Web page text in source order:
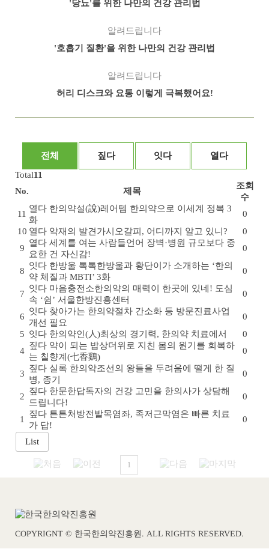
'당뇨'를 위한 나만의 건강 관리법
알려드립니다
'호흡기 질환'을 위한 나만의 건강 관리법
알려드립니다
허리 디스크와 요통 이렇게 극복했어요!
전체 짚다 잇다
열다
Total11
No.
제목
조회
수
11
열다 한의약설(說)레어템 한의약으로 이세계 정복 3
화
0
10 열다 약재의 발견 가시오갈피, 어디까지 알고 있니?
0
9
열다 세계를 여는 사람들언어 장벽·병원 규모보다 중
요한 건 자신감!
0
8
잇다 한방울 톡톡한방울과 황단이가 소개하는 ‘한의
약 체질과 MBTI’ 3화
0
7
잇다 마음충전소한의약의 매력이 한곳에 있네! 도심
속 ‘쉼’ 서울한방진흥센터
0
6
잇다 찾아가는 한의약절차 간소화 등 방문진료사업
개선 필요
0
5 잇다 한의약인(人)최상의 경기력, 한의약 치료에서
0
4
짚다 약이 되는 밥상더위로 지친 몸의 원기를 회복하
는 칠향계(七香鷄)
0
3
짚다 실록 한의약조선의 왕들을 두려움에 떨게 한 질
병, 종기
0
2
짚다 한문한답독자의 건강 고민을 한의사가 상담해
드립니다!
0
1
짚다 튼튼처방전 발목염좌, 족저근막염은 빠른 치료
가 답!
0
1
COPYRIGNT © 한국한의약진흥원. ALL RIGHTS RESERVED.